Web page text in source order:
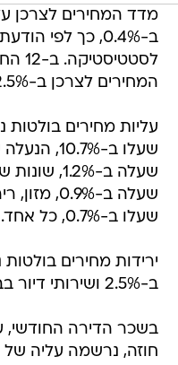
ב-0.4%, כך לפי
המחירים לצרכן ב-2.5%.
עליות מחירים בולטות
שעלה ב-
שעלו ב-0.7%, כל אחד.
ירידות מחירים
ב-2.5% ושירותי דיור בבעלות הדיירים שירד ב-0.6%.
בשכר הדירה החודשי,